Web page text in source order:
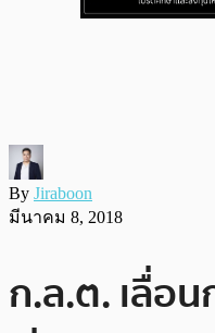
By Jiraboon
มีนาคม 8, 2018
ก.ล.ต. เลื่อ